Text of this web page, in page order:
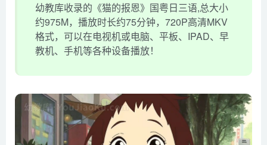
幼教库收录的《猫的报恩》国粤日三语,总大小
约975M，播放时长约75分钟，720P高清MKV
格式，可以在电视机或电脑、平板、IPAD、早
教机、手机等各种设备播放！